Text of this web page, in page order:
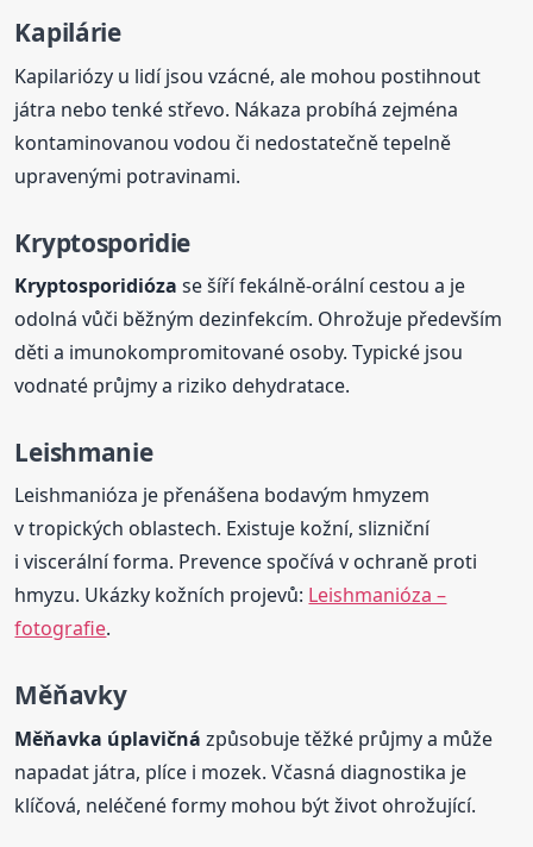
Kapilárie
Kapilariózy u lidí jsou vzácné, ale mohou postihnout
játra nebo tenké střevo. Nákaza probíhá zejména
kontaminovanou vodou či nedostatečně tepelně
upravenými potravinami.
Kryptosporidie
Kryptosporidióza se šíří fekálně-orální cestou a je
odolná vůči běžným dezinfekcím. Ohrožuje především
děti a imunokompromitované osoby. Typické jsou
vodnaté průjmy a riziko dehydratace.
Leishmanie
Leishmanióza je přenášena bodavým hmyzem
v tropických oblastech. Existuje kožní, slizniční
i viscerální forma. Prevence spočívá v ochraně proti
hmyzu. Ukázky kožních projevů: Leishmanióza –
fotografie.
Měňavky
Měňavka úplavičná způsobuje těžké průjmy a může
napadat játra, plíce i mozek. Včasná diagnostika je
klíčová, neléčené formy mohou být život ohrožující.